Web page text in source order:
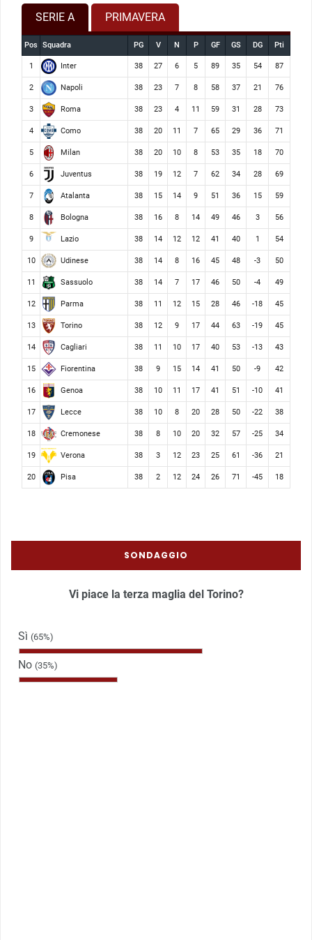
SERIE A PRIMAVERA
Pos Squadra PG V N P GF GS DG Pti
1 Inter 38 27 6 5 89 35 54 87
2 Napoli 38 23 7 8 58 37 21 76
3 Roma 38 23 4 11 59 31 28 73
4 Como 38 20 11 7 65 29 36 71
5 Milan 38 20 10 8 53 35 18 70
6 Juventus 38 19 12 7 62 34 28 69
7 Atalanta 38 15 14 9 51 36 15 59
8 Bologna 38 16 8 14 49 46 3 56
9 Lazio 38 14 12 12 41 40 1 54
10 Udinese 38 14 8 16 45 48 -3 50
11 Sassuolo 38 14 7 17 46 50 -4 49
12 Parma 38 11 12 15 28 46 -18 45
13 Torino 38 12 9 17 44 63 -19 45
14 Cagliari 38 11 10 17 40 53 -13 43
15 Fiorentina 38 9 15 14 41 50 -9 42
16 Genoa 38 10 11 17 41 51 -10 41
17 Lecce 38 10 8 20 28 50 -22 38
18 Cremonese 38 8 10 20 32 57 -25 34
19 Verona 38 3 12 23 25 61 -36 21
20 Pisa 38 2 12 24 26 71 -45 18
SONDAGGIO
Vi piace la terza maglia del Torino?
Sì (65%)
No (35%)